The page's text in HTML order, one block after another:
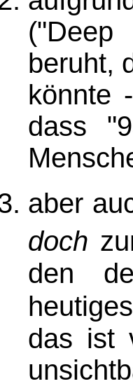
beruht,
könnte
dass
aber
doch
den
das ist